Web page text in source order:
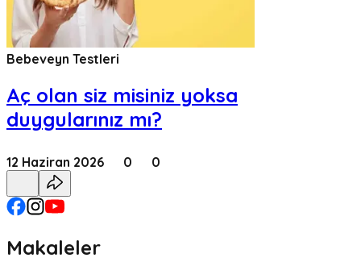
Bebeveyn Testleri
Aç olan siz misiniz yoksa
duygularınız mı?
12 Haziran 2026 0 0
Makaleler